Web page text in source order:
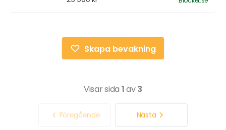
Skapa bevakning
Visar sida 1av3
Föregående Nästa